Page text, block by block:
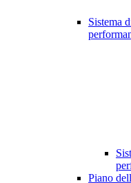
Sistema
Piano